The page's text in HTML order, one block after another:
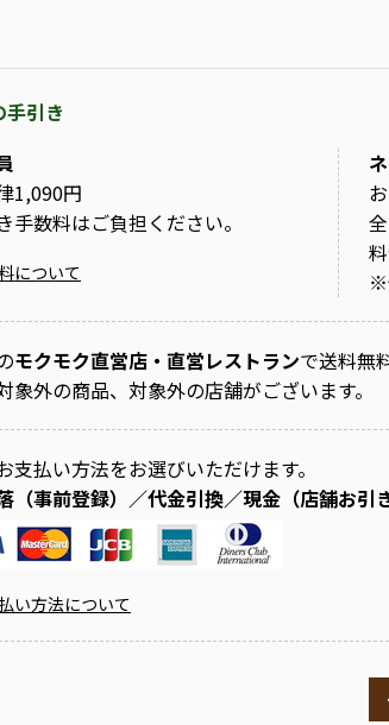
引き
1,090円
手数料はご負担ください。
について
※
モクモク直営店・直営レストランで送料無
象外の商品、対象外の店舗がございます。
支払い方法をお選びいただけます。
（事前登録）／代金引換／現金（店舗お引
い方法について